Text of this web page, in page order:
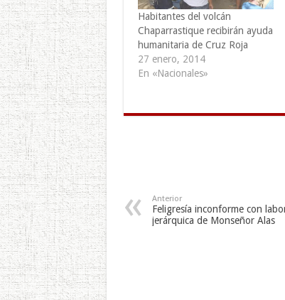
Habitantes del volcán
Chaparrastique recibirán ayuda
humanitaria de Cruz Roja
27 enero, 2014
En «Nacionales»
Anterior
Feligresía inconforme con
jerárquica de Monseñor Alas